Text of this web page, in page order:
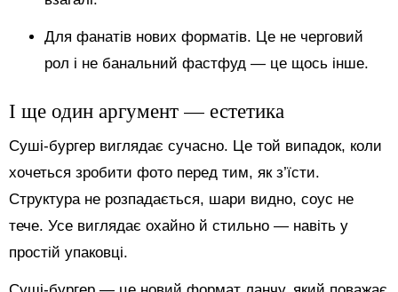
Для фанатів нових форматів. Це не черговий
рол і не банальний фастфуд — це щось інше.
І ще один аргумент — естетика
Суші-бургер виглядає сучасно. Це той випадок, коли
хочеться зробити фото перед тим, як з’їсти.
Структура не розпадається, шари видно, соус не
тече. Усе виглядає охайно й стильно — навіть у
простій упаковці.